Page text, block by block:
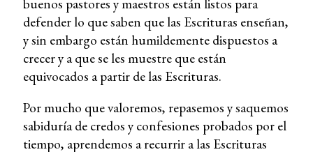
buenos pastores y maestros están listos para
defender lo que saben que las Escrituras enseñan,
y sin embargo están humildemente dispuestos a
crecer y a que se les muestre que están
equivocados a partir de las Escrituras.
Por mucho que valoremos, repasemos y saquemos
sabiduría de credos y confesiones probados por el
tiempo, aprendemos a recurrir a las Escrituras